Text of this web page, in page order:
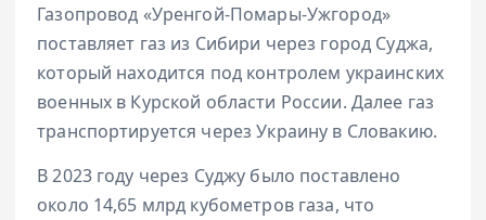
Газопровод «Уренгой-Помары-Ужгород»
поставляет газ из Сибири через город Суджа,
который находится под контролем украинских
военных в Курской области России. Далее газ
транспортируется через Украину в Словакию.
В 2023 году через Суджу было поставлено
около 14,65 млрд кубометров газа, что